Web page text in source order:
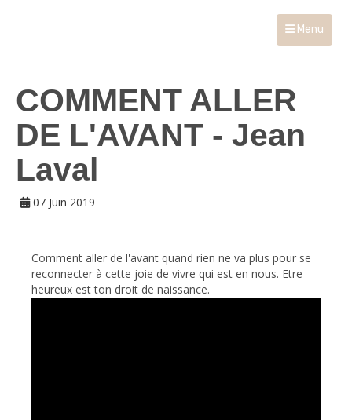
Menu
COMMENT ALLER
DE L'AVANT - Jean
Laval
07 Juin 2019
Comment aller de l'avant quand rien ne va plus pour se
reconnecter à cette joie de vivre qui est en nous. Etre
heureux est ton droit de naissance.